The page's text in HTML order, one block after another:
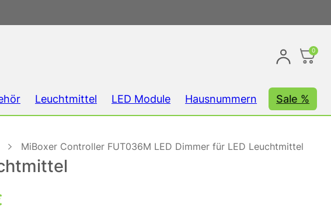
0
Leuchtmittel LED Module Hausnummern Sale %
MiBoxer Controller FUT036M LED Dimmer für LED Leuchtmittel